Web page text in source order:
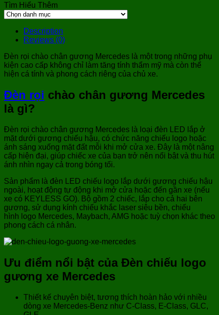
Tìm Hiểu Thêm
Tìm
Thêm
Description
Reviews (0)
Đèn rọi chào chân gương Mercedes là một trong những phụ
kiện cao cấp không chỉ làm tăng tính thẩm mỹ mà còn thể
hiện cá tính và phong cách riêng của chủ xe.
Đèn rọi chào chân gương Mercedes
là gì?
Đèn rọi chào chân gương Mercedes là loại đèn LED lắp ở
mặt dưới gương chiếu hậu, có chức năng chiếu logo hoặc
ánh sáng xuống mặt đất mỗi khi mở cửa xe. Đây là một nâng
cấp hiện đại, giúp chiếc xe của bạn trở nên nổi bật và thu hút
ánh nhìn ngay cả trong bóng tối.
Sản phẩm là đèn LED chiếu logo lắp dưới gương chiếu hậu
ngoài, hoạt động tự động khi mở cửa hoặc đến gần xe (nếu
xe có KEYLESS GO). Bộ gồm 2 chiếc, lắp cho cả hai bên
gương, sử dụng kính chiếu khắc laser siêu bền, chiếu
hình logo Mercedes, Maybach, AMG hoặc tuỳ chọn khác theo
phong cách cá nhân.
Ưu điểm nổi bật của Đèn chiếu logo
gương xe Mercedes
Thiết kế chuyên biệt, tương thích hoàn hảo với nhiều
dòng xe Mercedes-Benz như C-Class, E-Class, GLC,